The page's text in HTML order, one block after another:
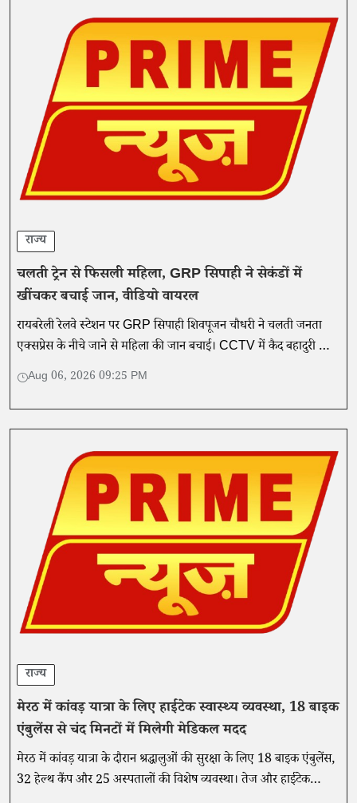
राज्य
चलती ट्रेन से फिसली महिला, GRP सिपाही ने सेकंडों में
खींचकर बचाई जान, वीडियो वायरल
रायबरेली रेलवे स्टेशन पर GRP सिपाही शिवपूजन चौधरी ने चलती जनता
एक्सप्रेस के नीचे जाने से महिला की जान बचाई। CCTV में कैद बहादुरी का
वीडियो सोशल मीडिया पर वायरल।
Aug 06, 2026 09:25 PM
राज्य
मेरठ में कांवड़ यात्रा के लिए हाईटेक स्वास्थ्य व्यवस्था, 18 बाइक
एंबुलेंस से चंद मिनटों में मिलेगी मेडिकल मदद
मेरठ में कांवड़ यात्रा के दौरान श्रद्धालुओं की सुरक्षा के लिए 18 बाइक एंबुलेंस,
32 हेल्थ कैंप और 25 अस्पतालों की विशेष व्यवस्था। तेज और हाईटेक